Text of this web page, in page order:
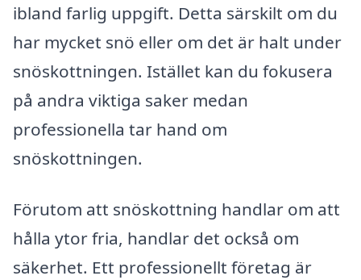
ibland farlig uppgift. Detta särskilt om du
har mycket snö eller om det är halt under
snöskottningen. Istället kan du fokusera
på andra viktiga saker medan
professionella tar hand om
snöskottningen.
Förutom att snöskottning handlar om att
hålla ytor fria, handlar det också om
säkerhet. Ett professionellt företag är